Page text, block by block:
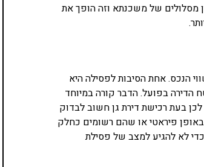
מסלולים של משכנתא וזה הופך את
הנכס. אחת הסיבות לפסילה היא
בפועל. הדבר קורה במיוחד
בעת רכישת דירת גן חשוב לבדוק
פיראטי או שהם רשומים כחלק
לא להגיע למצב של פסילת